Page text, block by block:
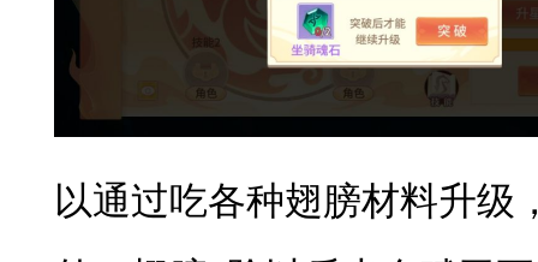
以通过吃各种翅膀材料升级